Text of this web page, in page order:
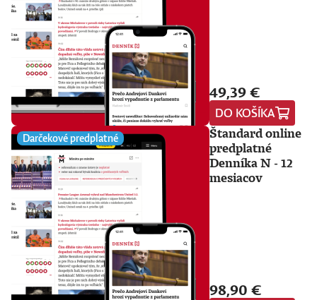
49,39 €
DO KOŠÍKA
Darčekové predplatné
Štandard online
predplatné
Denníka N - 12
mesiacov
98,90 €